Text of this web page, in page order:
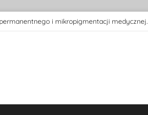
i mikropigmentacji medycznej.